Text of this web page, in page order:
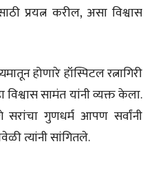
प्रयत्न करील, असा विश्वास
होणारे हॉस्पिटल रत्नागिरी
विश्वास सामंत यांनी व्यक्त केला.
सरांचा गुणधर्म आपण सर्वांनी
त्यांनी सांगितले.